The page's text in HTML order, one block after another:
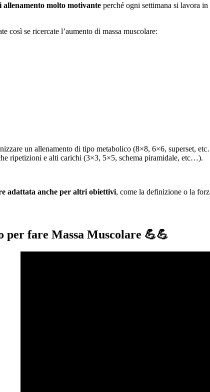
allenamento molto motivante perché ogni settimana si lavora
così se ricercate l’aumento di massa muscolare:
un allenamento di tipo metabolico (8×8, 6×6, superset,
ripetizioni e alti carichi (3×3, 5×5, schema piramidale, etc…).
adattata anche per altri obiettivi, come la definizione o la
per fare Massa Muscolare 💪💪